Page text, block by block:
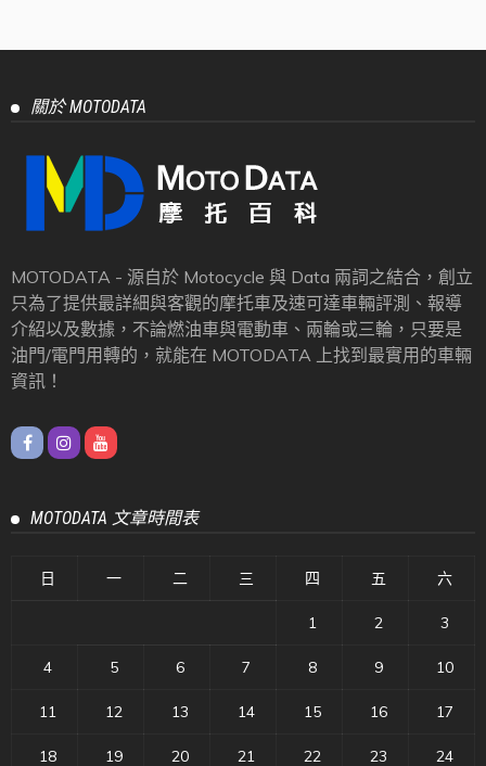
關於 MOTODATA
MOTODATA - 源自於 Motocycle 與 Data 兩詞之結合，創立
只為了提供最詳細與客觀的摩托車及速可達車輛評測、報導
介紹以及數據，不論燃油車與電動車、兩輪或三輪，只要是
油門/電門用轉的，就能在 MOTODATA 上找到最實用的車輛
資訊！
MOTODATA 文章時間表
日 一 二 三 四 五 六
1 2 3
4 5 6 7 8 9 10
11 12 13 14 15 16 17
18 19 20 21 22 23 24